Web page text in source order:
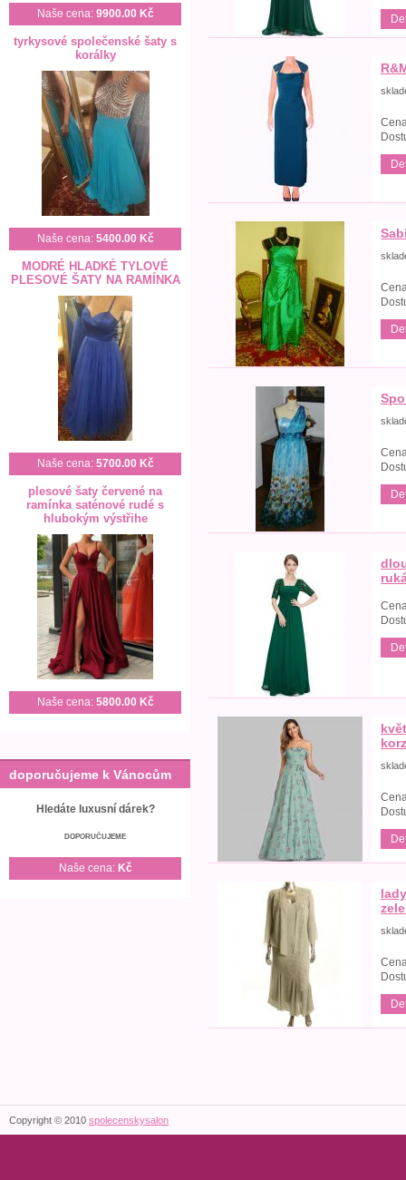
Naše cena: 9900.00 Kč
tyrkysové společenské šaty s
korálky
Naše cena: 5400.00 Kč
MODRÉ HLADKÉ TYLOVÉ
PLESOVÉ ŠATY NA RAMÍNKA
Naše cena: 5700.00 Kč
plesové šaty červené na
ramínka saténové rudé s
hlubokým výstřihe
Naše cena: 5800.00 Kč
doporučujeme k Vánocům
Hledáte luxusní dárek?
DOPORUČUJEME
Naše cena: Kč
Copyright © 2010 spolecenskysalon